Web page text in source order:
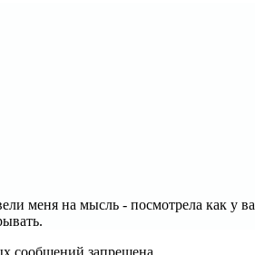
меня на мысль - посмотрела как у
сообщений запрещена.